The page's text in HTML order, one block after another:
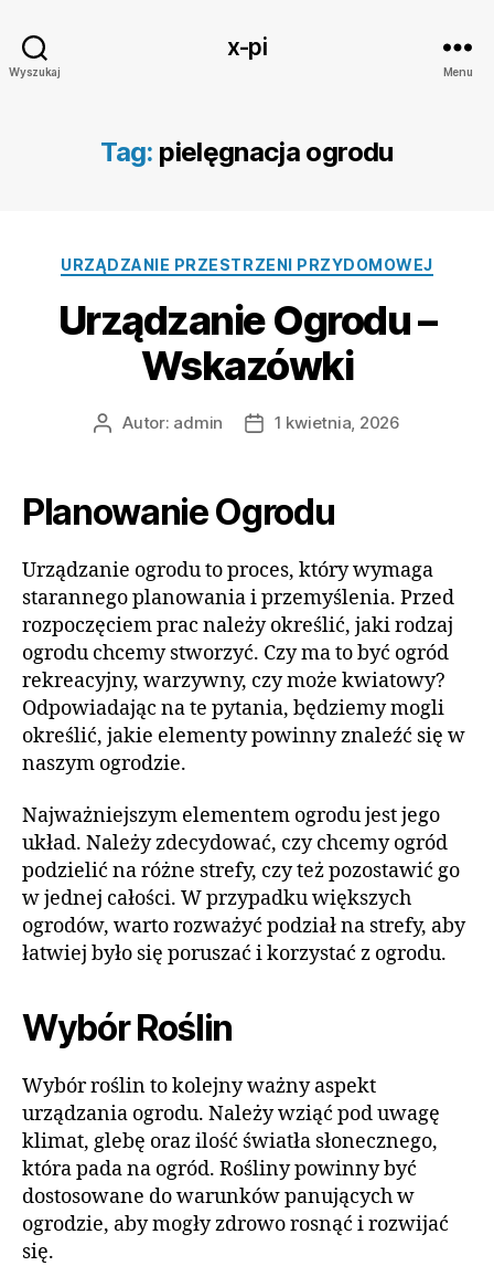
Wyszukaj
x-pi
Menu
Tag: pielęgnacja ogrodu
Kategorie
URZĄDZANIE PRZESTRZENI PRZYDOMOWEJ
Urządzanie Ogrodu –
Wskazówki
AutorAutor: admin
Data1 kwietnia, 2026
Planowanie Ogrodu
Urządzanie ogrodu to proces, który wymaga
starannego planowania i przemyślenia. Przed
rozpoczęciem prac należy określić, jaki rodzaj
ogrodu chcemy stworzyć. Czy ma to być ogród
rekreacyjny, warzywny, czy może kwiatowy?
Odpowiadając na te pytania, będziemy mogli
określić, jakie elementy powinny znaleźć się w
naszym ogrodzie.
Najważniejszym elementem ogrodu jest jego
układ. Należy zdecydować, czy chcemy ogród
podzielić na różne strefy, czy też pozostawić go
w jednej całości. W przypadku większych
ogrodów, warto rozważyć podział na strefy, aby
łatwiej było się poruszać i korzystać z ogrodu.
Wybór Roślin
Wybór roślin to kolejny ważny aspekt
urządzania ogrodu. Należy wziąć pod uwagę
klimat, glebę oraz ilość światła słonecznego,
która pada na ogród. Rośliny powinny być
dostosowane do warunków panujących w
ogrodzie, aby mogły zdrowo rosnąć i rozwijać
się.